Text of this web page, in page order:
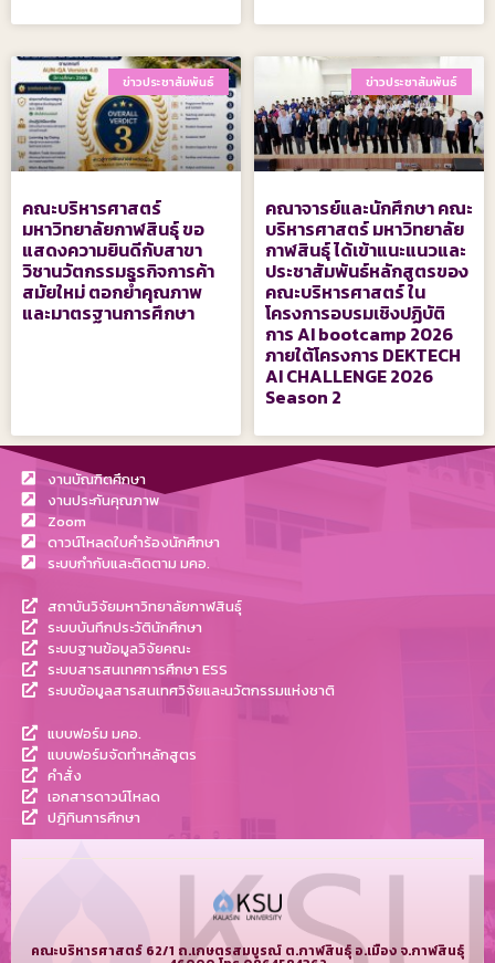
ข่าวประชาสัมพันธ์
คณะบริหารศาสตร์
มหาวิทยาลัยกาฬสินธุ์ ขอ
แสดงความยินดีกับสาขา
วิชานวัตกรรมธุรกิจการค้า
สมัยใหม่ ตอกย้ำคุณภาพ
และมาตรฐานการศึกษา
ข่าวประชาสัมพันธ์
คณาจารย์และนักศึกษา คณะ
บริหารศาสตร์ มหาวิทยาลัย
กาฬสินธุ์ ได้เข้าแนะแนวและ
ประชาสัมพันธ์หลักสูตรของ
คณะบริหารศาสตร์ ใน
โครงการอบรมเชิงปฏิบัติ
การ AI bootcamp 2026
ภายใต้โครงการ DEKTECH
AI CHALLENGE 2026
Season 2
งานบัณฑิตศึกษา
งานประกันคุณภาพ
Zoom
ดาวน์โหลดใบคำร้องนักศึกษา
ระบบกำกับและติดตาม มคอ.
สถาบันวิจัยมหาวิทยาลัยกาฬสินธุ์
ระบบบันทึกประวัตินักศึกษา
ระบบฐานข้อมูลวิจัยคณะ
ระบบสารสนเทศการศึกษา ESS
ระบบข้อมูลสารสนเทศวิจัยและนวัตกรรมแห่งชาติ
แบบฟอร์ม มคอ.
แบบฟอร์มจัดทำหลักสูตร
คำสั่ง
เอกสารดาวน์โหลด
ปฎิทินการศึกษา
คณะบริหารศาสตร์ 62/1 ถ.เกษตรสมบูรณ์ ต.กาฬสินธุ์ อ.เมือง จ.กาฬสินธุ์